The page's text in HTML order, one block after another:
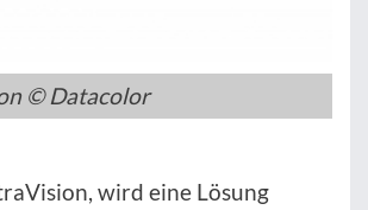
© Datacolor
wird eine Lösung